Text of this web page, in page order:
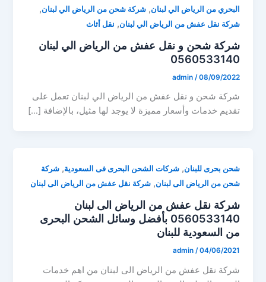
البحري من الرياض الي لبنان,شركة شحن من الرياض الي لبنان,
شركة نقل عفش من الرياض الي لبنان, نقل أثاث
شركة شحن و نقل عفش من الرياض الي لبنان
0560533140
admin /08/09/2022
شركة شحن و نقل عفش من الرياض الي لبنان تعمل على
تقديم خدمات وأسعار مميزة لا يوجد لها مثيل، بالإضافة […]
شحن بحرى للبنان,شركات الشحن البحرى فى السعودية,شركة
شحن من الرياض الى لبنان,شركة نقل عفش من الرياض الى لبنان
شركة نقل عفش من الرياض الى لبنان
0560533140 بأفضل وسائل الشحن البحرى
من السعودية للبنان
admin /04/06/2021
شركة نقل عفش من الرياض الى لبنان من اهم خدمات